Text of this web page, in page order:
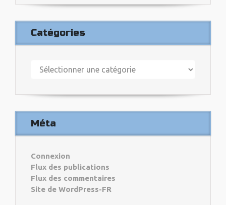
Catégories
Catégories
Méta
Connexion
Flux des publications
Flux des commentaires
Site de WordPress-FR